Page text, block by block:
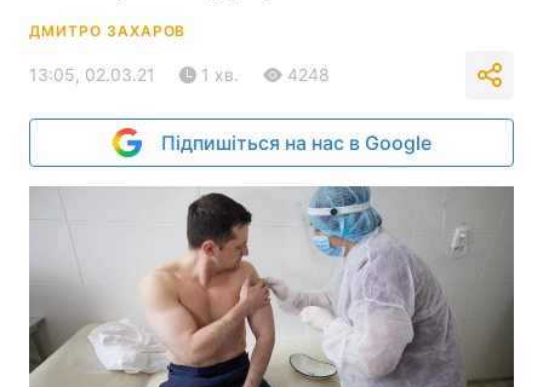
ДМИТРО ЗАХАРОВ
13:05, 02.03.21 1 хв. 4248
Підпишіться на нас в Google